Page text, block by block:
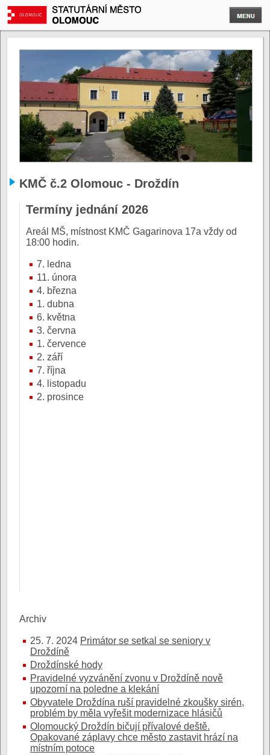
KMČ č.2 Olomouc - Droždín
Termíny jednání 2026
Areál MŠ, místnost KMČ Gagarinova 17a vždy od
18:00 hodin.
7. ledna
11. února
4. března
1. dubna
6. května
3. června
1. července
2. září
7. října
4. listopadu
2. prosince
Archiv
25. 7. 2024 Primátor se setkal se seniory v
Droždíně
Droždínské hody
Pravidelné vyzvánění zvonu v Droždíně nově
upozorní na poledne a klekání
Obyvatele Droždína ruší pravidelné zkoušky sirén,
problém by měla vyřešit modernizace hlásičů
Olomoucký Droždín bičují přívalové deště.
Opakované záplavy chce město zastavit hrází na
místním potoce